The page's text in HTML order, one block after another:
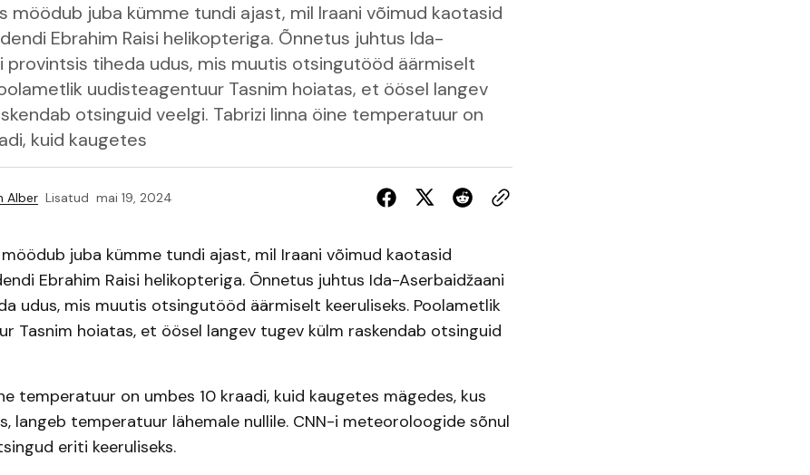
möödub juba kümme tundi ajast, mil Iraani võimud kaotasid
Ebrahim Raisi helikopteriga. Õnnetus juhtus Ida-
provintsis tiheda udus, mis muutis otsingutööd äärmiselt
uudisteagentuur Tasnim hoiatas, et öösel langev
otsinguid veelgi. Tabrizi linna öine temperatuur on
kuid kaugetes
Alber Lisatud mai 19, 2024
möödub juba kümme tundi ajast, mil Iraani võimud kaotasid
Ebrahim Raisi helikopteriga. Õnnetus juhtus Ida-Aserbaidžaani
udus, mis muutis otsingutööd äärmiselt keeruliseks. Poolametlik
Tasnim hoiatas, et öösel langev tugev külm raskendab otsinguid
temperatuur on umbes 10 kraadi, kuid kaugetes mägedes, kus
langeb temperatuur lähemale nullile. CNN-i meteoroloogide sõnul
eriti keeruliseks.